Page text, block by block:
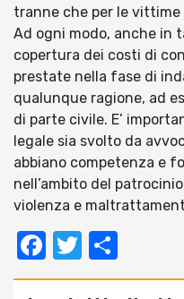
tranne che per le
Ad ogni modo, anche in
copertura dei costi di
prestate nella fase di
qualunque ragione, ad
di parte civile. E’
legale sia svolto da
abbiano competenza e
nell’ambito del
violenza e
Facebook
Twitter